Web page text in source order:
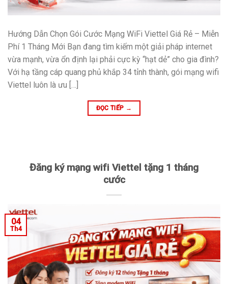
Hướng Dẫn Chọn Gói Cước Mạng WiFi Viettel Giá Rẻ – Miễn
Phí 1 Tháng Mới Bạn đang tìm kiếm một giải pháp internet
vừa mạnh, vừa ổn định lại phải cực kỳ “hạt dẻ” cho gia đình?
Với hạ tầng cáp quang phủ khắp 34 tỉnh thành, gói mạng wifi
Viettel luôn là ưu […]
ĐỌC TIẾP →
Đăng ký mạng wifi Viettel tặng 1 tháng
cước
04
Th4